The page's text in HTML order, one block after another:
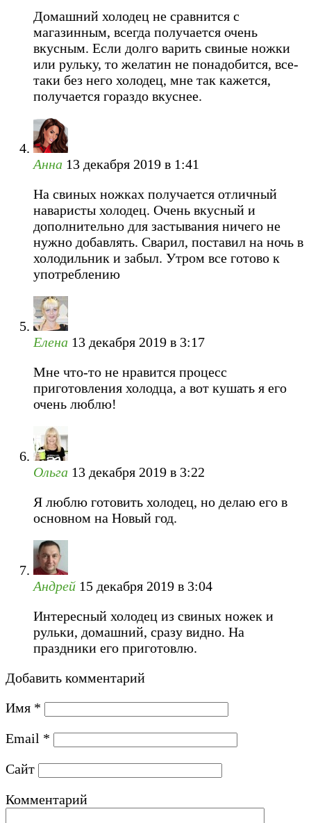
Домашний холодец не сравнится с
магазинным, всегда получается очень
вкусным. Если долго варить свиные ножки
или рульку, то желатин не понадобится, все-
таки без него холодец, мне так кажется,
получается гораздо вкуснее.
Анна 13 декабря 2019 в 1:41
На свиных ножках получается отличный
наваристы холодец. Очень вкусный и
дополнительно для застывания ничего не
нужно добавлять. Сварил, поставил на ночь в
холодильник и забыл. Утром все готово к
употреблению
Елена 13 декабря 2019 в 3:17
Мне что-то не нравится процесс
приготовления холодца, а вот кушать я его
очень люблю!
Ольга 13 декабря 2019 в 3:22
Я люблю готовить холодец, но делаю его в
основном на Новый год.
Андрей 15 декабря 2019 в 3:04
Интересный холодец из свиных ножек и
рульки, домашний, сразу видно. На
праздники его приготовлю.
Добавить комментарий
Имя *
Email *
Сайт
Комментарий